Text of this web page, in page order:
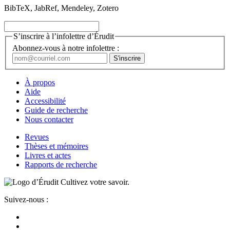
BibTeX, JabRef, Mendeley, Zotero
S’inscrire à l’infolettre d’Érudit
Abonnez-vous à notre infolettre :
À propos
Aide
Accessibilité
Guide de recherche
Nous contacter
Revues
Thèses et mémoires
Livres et actes
Rapports de recherche
Cultivez votre savoir.
Suivez-nous :